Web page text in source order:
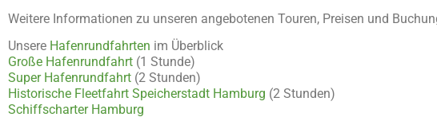
Weitere Informationen zu unseren angebotenen Touren, Preisen und
Unsere Hafenrundfahrten im Überblick
Große Hafenrundfahrt (1 Stunde)
Super Hafenrundfahrt (2 Stunden)
Historische Fleetfahrt Speicherstadt Hamburg (2 Stunden)
Schiffscharter Hamburg